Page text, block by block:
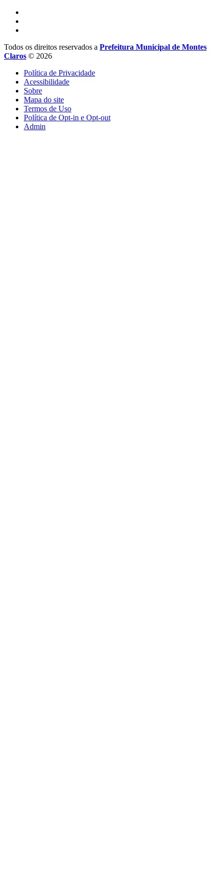
Todos os direitos reservados a Prefeitura Municipal de Montes
Claros © 2026
Política de Privacidade
Acessibilidade
Sobre
Mapa do site
Termos de Uso
Política de Opt-in e Opt-out
Admin